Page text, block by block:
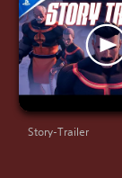
Story-Trailer